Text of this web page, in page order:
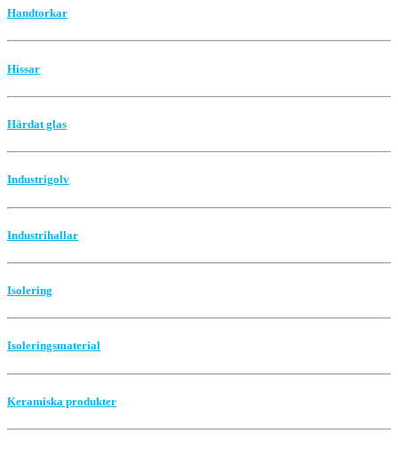
Handtorkar
Hissar
Härdat glas
Industrigolv
Industrihallar
Isolering
Isoleringsmaterial
Keramiska produkter